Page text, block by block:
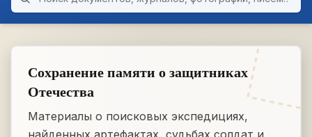
ARCHIVE
Сохранение памяти о защитниках
Отечества
Материалы о поисковых экспедициях,
найденных артефактах, судьбах солдат и